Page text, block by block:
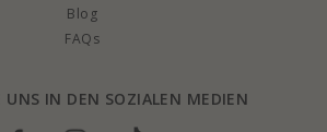
Blog
FAQs
UNS IN DEN SOZIALEN MEDIEN